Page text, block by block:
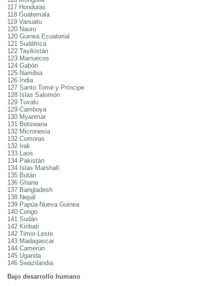
117 Honduras
118 Guatemala
119 Vanuatu
120 Nauru
120 Guinea Ecuatorial
121 Sudáfrica
122 Tayikistán
123 Marruecos
124 Gabón
125 Namibia
126 India
127 Santo Tomé y Príncipe
128 Islas Salomón
129 Tuvalu
129 Camboya
130 Myanmar
131 Botswana
132 Micronesia
132 Comoras
132 Irak
133 Laos
134 Pakistán
134 Islas Marshall
135 Bután
136 Ghana
137 Bangladesh
138 Nepal
139 Papúa-Nueva Guinea
140 Congo
141 Sudán
142 Kiribati
142 Timor-Leste
143 Madagascar
144 Camerún
145 Uganda
146 Swazilandia
Bajo desarrollo humano